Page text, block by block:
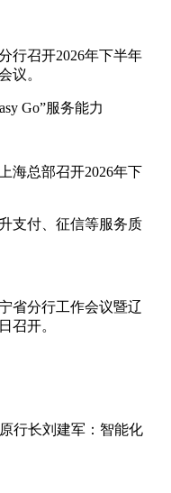
行召开2026年下半年
议。
Go”服务能力
海总部召开2026年下
支付、征信等服务质
省分行工作会议暨辽
召开。
行长刘建军：智能化